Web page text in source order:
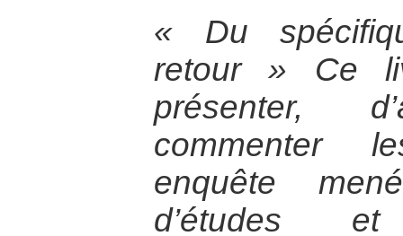
« Du
retour » Ce
présenter,
commenter
enquête
d’études